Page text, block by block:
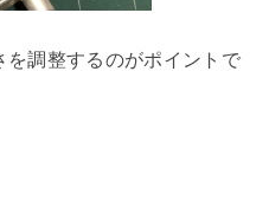
を調整するのがポイントで